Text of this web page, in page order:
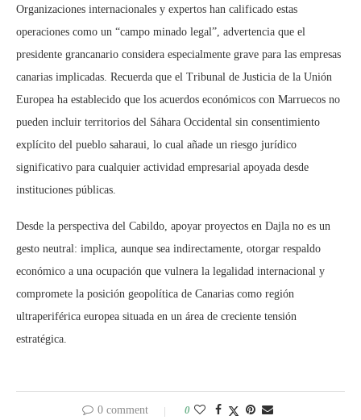
Organizaciones internacionales y expertos han calificado estas
operaciones como un “campo minado legal”, advertencia que el
presidente grancanario considera especialmente grave para las empresas
canarias implicadas. Recuerda que el Tribunal de Justicia de la Unión
Europea ha establecido que los acuerdos económicos con Marruecos no
pueden incluir territorios del Sáhara Occidental sin consentimiento
explícito del pueblo saharaui, lo cual añade un riesgo jurídico
significativo para cualquier actividad empresarial apoyada desde
instituciones públicas.
Desde la perspectiva del Cabildo, apoyar proyectos en Dajla no es un
gesto neutral: implica, aunque sea indirectamente, otorgar respaldo
económico a una ocupación que vulnera la legalidad internacional y
compromete la posición geopolítica de Canarias como región
ultraperiférica europea situada en un área de creciente tensión
estratégica.
0 comment 0